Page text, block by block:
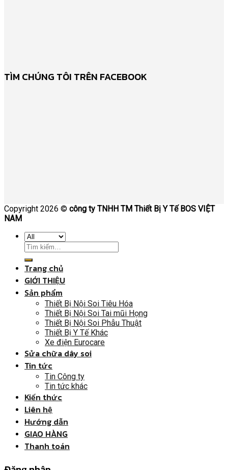
TÌM CHÚNG TÔI TRÊN FACEBOOK
Copyright 2026 © công ty TNHH TM Thiết Bị Y Tế BOS VIỆT
NAM
Trang chủ
GIỚI THIỆU
Sản phẩm
Thiết Bị Nội Soi Tiêu Hóa
Thiết Bị Nội Soi Tai mũi Họng
Thiết Bị Nội Soi Phẫu Thuật
Thiết Bị Y Tế Khác
Xe điện Eurocare
Sửa chữa dây soi
Tin tức
Tin Công ty
Tin tức khác
Kiến thức
Liên hệ
Hướng dẫn
GIAO HÀNG
Thanh toán